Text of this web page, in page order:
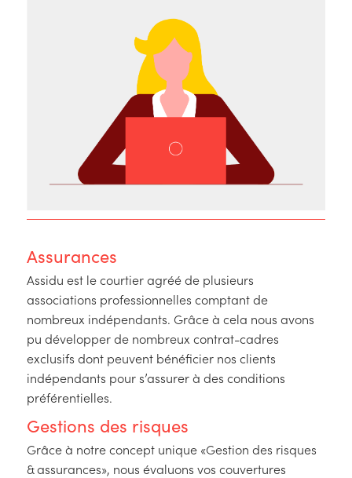
Assurances
Assidu est le courtier agréé de plusieurs
associations professionnelles comptant de
nombreux indépendants. Grâce à cela nous avons
pu développer de nombreux contrat-cadres
exclusifs dont peuvent bénéficier nos clients
indépendants pour s’assurer à des conditions
préférentielles.
Gestions des risques
Grâce à notre concept unique «Gestion des risques
& assurances», nous évaluons vos couvertures